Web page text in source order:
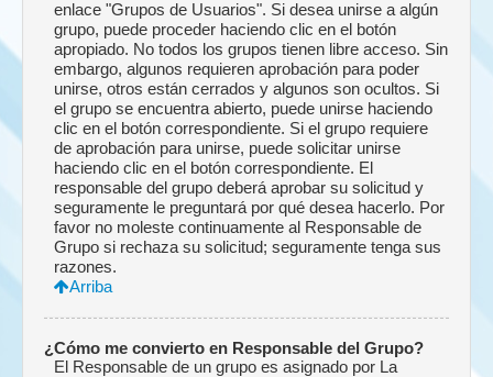
enlace "Grupos de Usuarios". Si desea unirse a algún
grupo, puede proceder haciendo clic en el botón
apropiado. No todos los grupos tienen libre acceso. Sin
embargo, algunos requieren aprobación para poder
unirse, otros están cerrados y algunos son ocultos. Si
el grupo se encuentra abierto, puede unirse haciendo
clic en el botón correspondiente. Si el grupo requiere
de aprobación para unirse, puede solicitar unirse
haciendo clic en el botón correspondiente. El
responsable del grupo deberá aprobar su solicitud y
seguramente le preguntará por qué desea hacerlo. Por
favor no moleste continuamente al Responsable de
Grupo si rechaza su solicitud; seguramente tenga sus
razones.
Arriba
¿Cómo me convierto en Responsable del Grupo?
El Responsable de un grupo es asignado por La